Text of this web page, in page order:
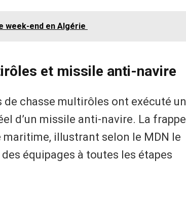
week-end en Algérie
et missile anti-navire
de chasse multirôles ont exécuté un
d’un missile anti-navire. La frappe
illustrant selon le MDN le
équipages à toutes les étapes